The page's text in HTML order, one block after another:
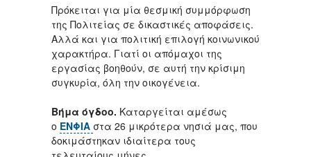
Πρόκειται για μία θεσμική συμμόρφωση
της Πολιτείας σε δικαστικές αποφάσεις.
Αλλά και για πολιτική επιλογή κοινωνικού
χαρακτήρα. Γιατί οι απόμαχοι της
εργασίας βοηθούν, σε αυτή την κρίσιμη
συγκυρία, όλη την οικογένεια.
Βήμα όγδοο. Καταργείται αμέσως
ο ΕΝΦΙΑ στα 26 μικρότερα νησιά μας, που
δοκιμάστηκαν ιδιαίτερα τους